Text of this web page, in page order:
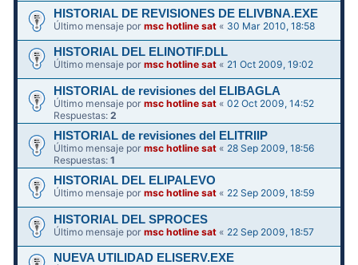
HISTORIAL DE REVISIONES DE ELIVBNA.EXE
Último mensaje pormsc hotline sat « 30 Mar 2010, 18:58
HISTORIAL DEL ELINOTIF.DLL
Último mensaje pormsc hotline sat « 21 Oct 2009, 19:02
HISTORIAL de revisiones del ELIBAGLA
Último mensaje pormsc hotline sat «02 Oct 2009, 14:52
Respuestas:2
HISTORIAL de revisiones del ELITRIIP
Último mensaje pormsc hotline sat « 28 Sep 2009, 18:56
Respuestas:1
HISTORIAL DEL ELIPALEVO
Último mensaje pormsc hotline sat « 22 Sep 2009, 18:59
HISTORIAL DEL SPROCES
Último mensaje pormsc hotline sat « 22 Sep 2009, 18:57
NUEVA UTILIDAD ELISERV.EXE